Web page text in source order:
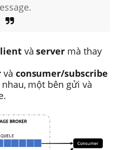
vàserver mà thay
và consumer/subscribe
một bên gửi và